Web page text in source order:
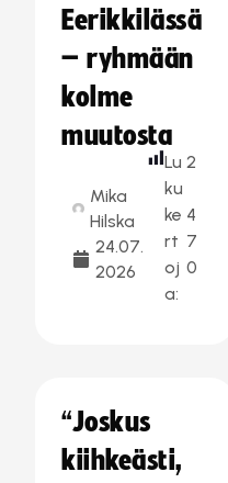
Eerikkilässä
– ryhmään
kolme
muutosta
Mika
Hilska
24.07.
2026
Lu
ku
ke
rt
oj
a:
2
4
7
0
“Joskus
kiihkeästi,